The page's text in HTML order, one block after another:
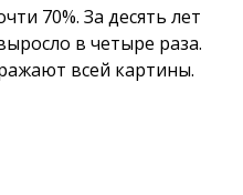
70%. За десять лет
в четыре раза.
всей картины.